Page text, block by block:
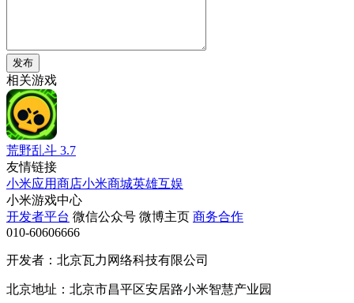
发布
相关游戏
荒野乱斗 3.7
友情链接
小米应用商店小米商城英雄互娱
小米游戏中心
开发者平台 微信公众号 微博主页 商务合作
010-60606666
开发者：北京瓦力网络科技有限公司
北京地址：北京市昌平区安居路小米智慧产业园